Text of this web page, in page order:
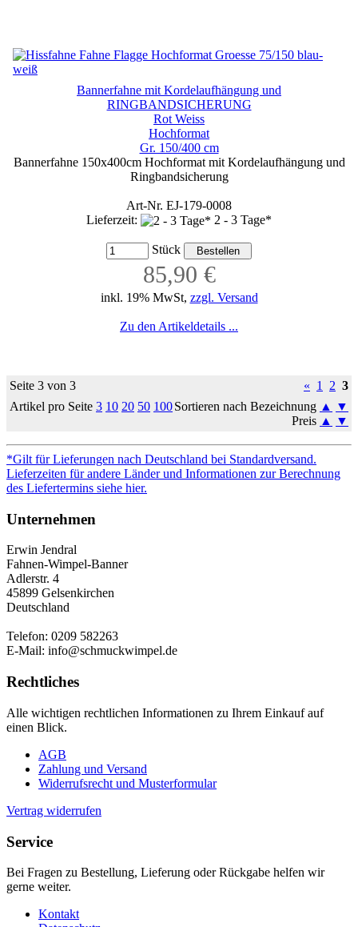
Bannerfahne mit Kordelaufhängung und
RINGBANDSICHERUNG
Rot Weiss
Hochformat
Gr. 150/400 cm
Bannerfahne 150x400cm Hochformat mit Kordelaufhängung und
Ringbandsicherung
Art-Nr. EJ-179-0008
Lieferzeit:
2 - 3 Tage*
Stück
85,90 €
inkl. 19% MwSt, zzgl. Versand
Zu den Artikeldetails ...
Seite 3 von 3 « 1 2 3
Artikel pro Seite 3 10 20 50 100Sortieren nach Bezeichnung ▲
▼
Preis ▲ ▼
*Gilt für Lieferungen nach Deutschland bei Standardversand.
Lieferzeiten für andere Länder und Informationen zur Berechnung
des Liefertermins siehe hier.
Unternehmen
Erwin Jendral
Fahnen-Wimpel-Banner
Adlerstr. 4
45899 Gelsenkirchen
Deutschland
Telefon: 0209 582263
E-Mail: info@schmuckwimpel.de
Rechtliches
Alle wichtigen rechtlichen Informationen zu Ihrem Einkauf auf
einen Blick.
AGB
Zahlung und Versand
Widerrufsrecht und Musterformular
Vertrag widerrufen
Service
Bei Fragen zu Bestellung, Lieferung oder Rückgabe helfen wir
gerne weiter.
Kontakt